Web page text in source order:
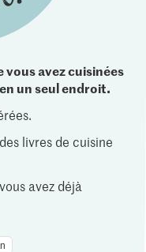
avez cuisinées
un seul endroit.
livres de cuisine
avez déjà